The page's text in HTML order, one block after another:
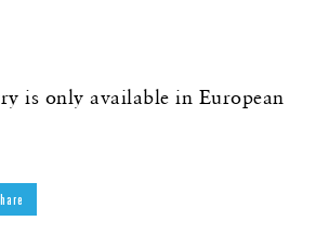
is only available in European